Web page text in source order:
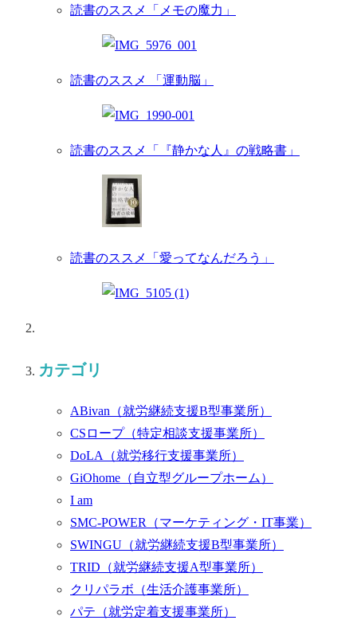
読書のススメ「メモの魔力」
読書のススメ 「運動脳」
読書のススメ「『静かな人』の戦略書」
読書のススメ「愛ってなんだろう」
カテゴリ
ABivan （就労継続支援B型事業所）
CSロープ （特定相談支援事業所）
DoLA （就労移行支援事業所）
GiOhome （自立型グループホーム）
I am
SMC-POWER （マーケティング・IT事業）
SWINGU （就労継続支援B型事業所）
TRID （就労継続支援A型事業所）
クリパラボ （生活介護事業所）
パテ （就労定着支援事業所）